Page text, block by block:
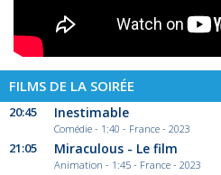
FILMS DE LA SOIRÉE
20:45 Inestimable
Comédie - 1:40 - France - 2023
21:05 Miraculous - Le film
Animation - 1:45 - France - 2023